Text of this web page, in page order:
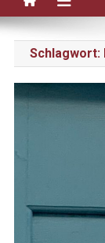
Schlagwort: